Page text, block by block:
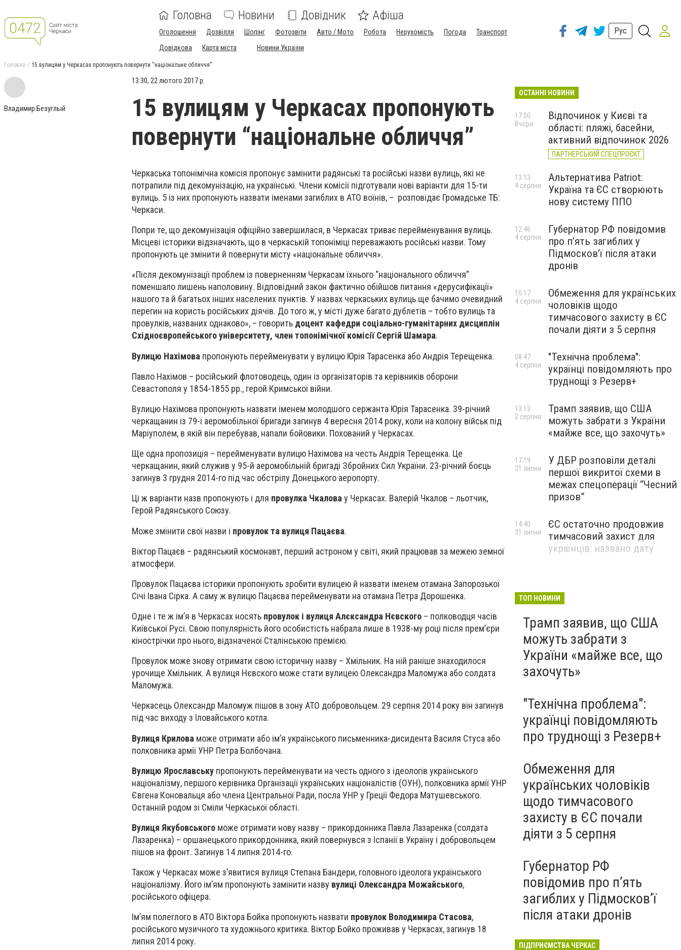
Головна Новини Довідник Афіша
Оголошення Дозвілля Шопінг Фотозвіти Авто / Мото Робота Нерухомість Погода
Транспорт
Довідкова
Карта міста Новини України
Рус
Головна 15 вулицям у Черкасах пропонують повернути “національне обличчя”
Владимир Безуглый
13:30, 22 лютого 2017 р.
15 вулицям у Черкасах пропонують
повернути “національне обличчя”
Черкаська топонімічна комісія пропонує замінити радянські та російські назви вулиць, які не
потрапили під декомунізацію, на українські. Члени комісії підготували нові варіанти для 15-ти
вулиць. 5 із них пропонують назвати іменами загиблих в АТО воїнів, – розповідає Громадське ТБ:
Черкаси.
Попри те, що декомунізація офіційно завершилася, в Черкасах триває перейменування вулиць.
Місцеві історики відзначають, що в черкаській топоніміці переважають російські назви. Тому
пропонують це змінити й повернути місту «національне обличчя».
«Після декомунізації проблем із поверненням Черкасам їхнього “національного обличчя”
поменшало лишень наполовину. Відповідний закон фактично обійшов питання «дерусифікації»
нашого та й багатьох інших населених пунктів. У назвах черкаських вулиць ще бачимо очевидний
перегин на користь російських діячів. До того ж, у місті дуже багато дублетів – тобто вулиць та
провулків, названих однаково», – говорить доцент кафедри соціально-гуманітарних дисциплін
Східноєвропейського університету, член топонімічної комісії Сергій Шамара.
Вулицю Нахімова пропонують перейменувати у вулицю Юрія Тарасенка або Андрія Терещенка.
Павло Нахімов – російський флотоводець, один із організаторів та керівників оборони
Севастополя у 1854-1855 рр., герой Кримської війни.
Вулицю Нахімова пропонують назвати іменем молодшого сержанта Юрія Тарасенка. 39-річний
черкащанин із 79-ї аеромобільної бригади загинув 4 вересня 2014 року, коли на колону військ під
Маріуполем, в якій він перебував, напали бойовики. Похований у Черкасах.
Ще одна пропозиція – перейменувати вулицю Нахімова на честь Андрія Терещенка. Це
черкащанин, який служив у 95-й аеромобільній бригаді Збройних Сил України. 23-річний боєць
загинув 3 грудня 2014-го під час обстрілу Донецького аеропорту.
Ці ж варіанти назв пропонують і для провулка Чкаловау Черкасах. Валерій Чкалов – льотчик,
Герой Радянського Союзу.
Може змінити свої назви і провулок та вулиця Пацаєва.
Віктор Пацаєв – радянський космонавт, перший астроном у світі, який працював за межею земної
атмосфери.
Провулок Пацаєва історики пропонують зробити вулицею й назвати іменем отамана Запорозької
Січі Івана Сірка. А саму ж вулицю Пацаєва перейменувати на отамана Петра Дорошенка.
Одне і те ж ім’я в Черкасах носять провулок і вулиця Алєксандра Нєвского – полководця часів
Київської Русі. Свою популярність його особистість набрала лише в 1938-му році після прем’єри
кінострічки про нього, відзначеної Сталінською премією.
Провулок може знову отримати свою історичну назву – Хмільник. На ній раніше знаходилося
урочище Хмільник. А вулиця Нєвского може стати вулицею Олександра Маломужа або солдата
Маломужа.
Черкасець Олександр Маломуж пішов в зону АТО добровольцем. 29 серпня 2014 року він загинув
під час виходу з Іловайського котла.
Вулиця Крилова може отримати або ім’я українського письменника-дисидента Василя Стуса або
полковника армії УНР Петра Болбочана.
Вулицю Ярославську пропонують перейменувати на честь одного з ідеологів українського
націоналізму, першого керівника Організації українських націоналістів (ОУН), полковника армії УНР
Євгена Коновальця або члена Центральної Ради, посла УНР у Греції Федора Матушевського.
Останній родом зі Сміли Черкаської області.
Вулиця Якубовського може отримати нову назву – прикордонника Павла Лазаренка (солдата
Лазаренка) – оршанецького прикордонника, який повернувся з Іспанії в Україну і добровольцем
пішов на фронт. Загинув 14 липня 2014-го.
Також у Черкасах може з’явитися вулиця Степана Бандери, головного ідеолога українського
націоналізму. Його ім’ям пропонують замінити назву вулиці Олександра Можайського,
російського офіцера.
Ім’ям полеглого в АТО Віктора Бойка пропонують назвати провулок Володимира Стасова,
російського музичного та художнього критика. Віктор Бойко проживав у Черкасах, загинув 18
липня 2014 року.
ОСТАННІ НОВИНИ
Відпочинок у Києві та
області: пляжі, басейни,
активний відпочинок 2026
ПАРТНЕРСЬКИЙ СПЕЦПРОЄКТ
17:00
Вчора
Альтернатива Patriot:
Україна та ЄС створюють
нову систему ППО
13:13
4 серпня
Губернатор РФ повідомив
про п’ять загиблих у
Підмосков’ї після атаки
дронів
12:46
4 серпня
Обмеження для українських
чоловіків щодо
тимчасового захисту в ЄС
почали діяти з 5 серпня
10:17
4 серпня
"Технічна проблема":
українці повідомляють про
труднощі з Резерв+
08:47
4 серпня
Трамп заявив, що США
можуть забрати з України
«майже все, що захочуть»
13:13
2 серпня
У ДБР розповіли деталі
першої викритої схеми в
межах спецоперації “Чесний
призов”
17:19
31 липня
ЄС остаточно продовжив
тимчасовий захист для
українців: названо дату
14:40
31 липня
ТОП НОВИНИ
Трамп заявив, що США
можуть забрати з
України «майже все, що
захочуть»
"Технічна проблема":
українці повідомляють
про труднощі з Резерв+
Обмеження для
українських чоловіків
щодо тимчасового
захисту в ЄС почали
діяти з 5 серпня
Губернатор РФ
повідомив про п’ять
загиблих у Підмосков’ї
після атаки дронів
ПІДПРИЄМСТВА ЧЕРКАС